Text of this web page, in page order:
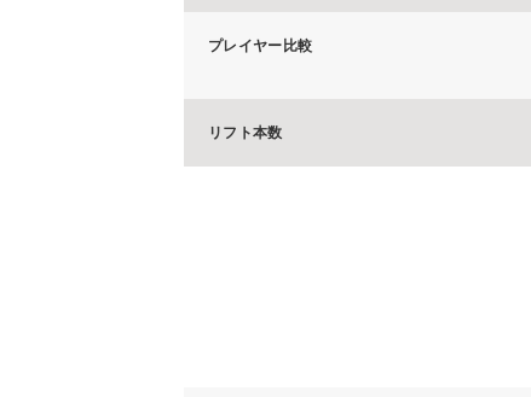
プレイヤー比較
リフト本数